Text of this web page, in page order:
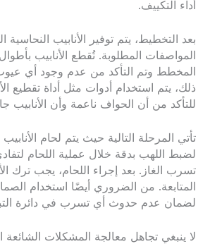
أداء التكييف.
بعد التخطيط، يتم توفير الأنابيب النحاسية
المواصفات المطلوبة. تُقطع الأنابيب
المخطط وتم التأكد من عدم وجود أي
ذلك، يتم استخدام أدوات مثل أداة تقطيع
للتأكد من أن الحواف ناعمة وأن الأنابيب
تأتي المرحلة التالية حيث يتم لحام
لضبط اللهب بدقة خلال عملية اللحام
تسرب الغاز. بعد إجراء اللحام، يجب ترك
المتابعة. من الضروري أيضًا استخدام
لضمان عدم حدوث أي تسرب في دائرة
لا ينبغي تجاهل معالجة المشكلات الشائعة